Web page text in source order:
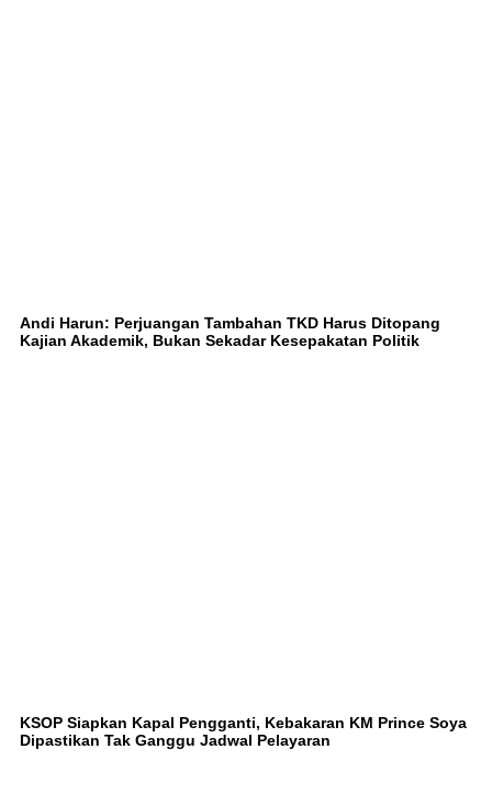
Andi Harun: Perjuangan Tambahan TKD Harus Ditopang
Kajian Akademik, Bukan Sekadar Kesepakatan Politik
KSOP Siapkan Kapal Pengganti, Kebakaran KM Prince Soya
Dipastikan Tak Ganggu Jadwal Pelayaran